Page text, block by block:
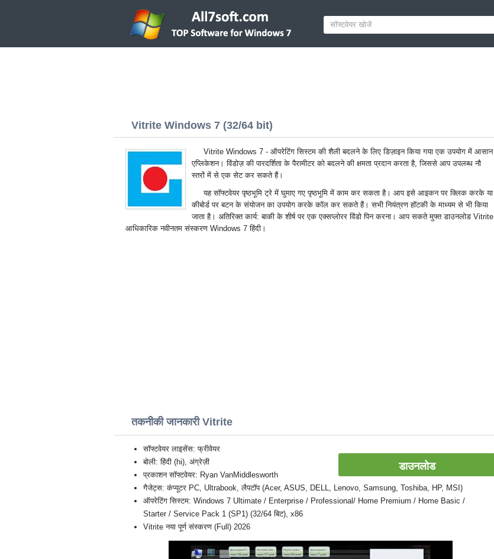
Vitrite Windows 7 (32/64 bit)
Vitrite Windows 7 - ऑपरेटिंग सिस्टम की शैली बदलने के लिए डिज़ाइन किया गया एक उपयोग में आसान
एप्लिकेशन। विंडोज़ की पारदर्शिता के पैरामीटर को बदलने की क्षमता प्रदान करता है, जिससे आप उपलब्ध नौ
स्तरों में से एक सेट कर सकते हैं।
यह सॉफ्टवेयर पृष्ठभूमि ट्रे में घुमाए गए पृष्ठभूमि में काम कर सकता है। आप इसे आइकन पर क्लिक करके या
कीबोर्ड पर बटन के संयोजन का उपयोग करके कॉल कर सकते हैं। सभी नियंत्रण हॉटकी के माध्यम से भी किया
जाता है। अतिरिक्त कार्य: बाकी के शीर्ष पर एक एक्सप्लोरर विंडो पिन करना। आप सकते मुफ्त डाउनलोड Vitrite
आधिकारिक नवीनतम संस्करण Windows 7 हिंदी।
तकनीकी जानकारी Vitrite
डाउनलोड
सॉफ्टवेयर लाइसेंस: फ्रीवेयर
बोली: हिंदी (hi), अंग्रेज़ी
प्रकाशन सॉफ्टवेयर: Ryan VanMiddlesworth
गैजेट्स: कंप्यूटर PC, Ultrabook, लैपटॉप (Acer, ASUS, DELL, Lenovo, Samsung, Toshiba, HP, MSI)
ऑपरेटिंग सिस्टम: Windows 7 Ultimate / Enterprise / Professional/ Home Premium / Home Basic /
Starter / Service Pack 1 (SP1) (32/64 बिट), x86
Vitrite नया पूर्ण संस्करण (Full) 2026